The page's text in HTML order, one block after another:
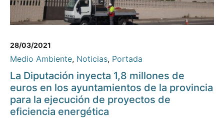
28/03/2021
Medio Ambiente, Noticias, Portada
La Diputación inyecta 1,8 millones de
euros en los ayuntamientos de la provincia
para la ejecución de proyectos de
eficiencia energética